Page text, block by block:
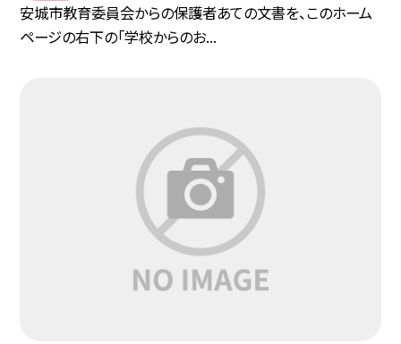
安城市教育委員会からの保護者あての文書を、このホーム
ページの右下の「学校からのお...